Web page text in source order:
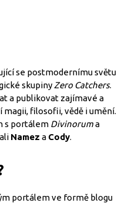
se postmodernímu světu
skupiny Zero Catchers.
a publikovat zajímavé a
filosofii, vědě i umění.
s portálem Divinoruma
Namez a Cody.
portálem ve formě blogu